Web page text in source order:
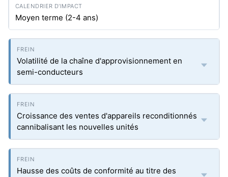
Moyen terme (2-4 ans)
Volatilité de la chaîne d'approvisionnement en
semi-conducteurs
Croissance des ventes d'appareils reconditionnés
cannibalisant les nouvelles unités
Hausse des coûts de conformité au titre des